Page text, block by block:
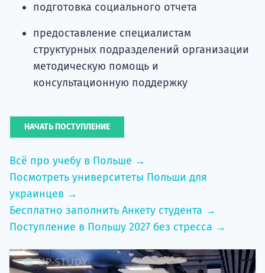
подготовка социального отчета
предоставление специалистам
структурных подразделений организации
методическую помощь и
консультационную поддержку
НАЧАТЬ ПОСТУПЛЕНИЕ
Всё про учебу в Польше →
Посмотреть университеты Польши для
украинцев →
Бесплатно заполнить Анкету студента →
Поступление в Польшу 2027 без стресса →